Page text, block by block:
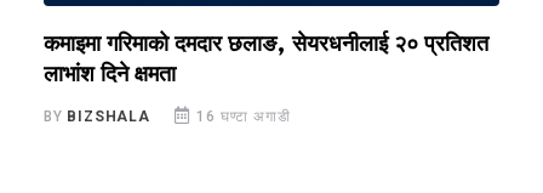
कमाइमा गरिमाको दमदार छलाङ, सेयरधनीलाई २० प्रतिशत
लाभांश दिने क्षमता
BY BIZSHALA 16 घण्टा अगाडी